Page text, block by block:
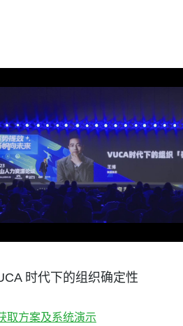
时代下的组织确定性
取方案及系统演示